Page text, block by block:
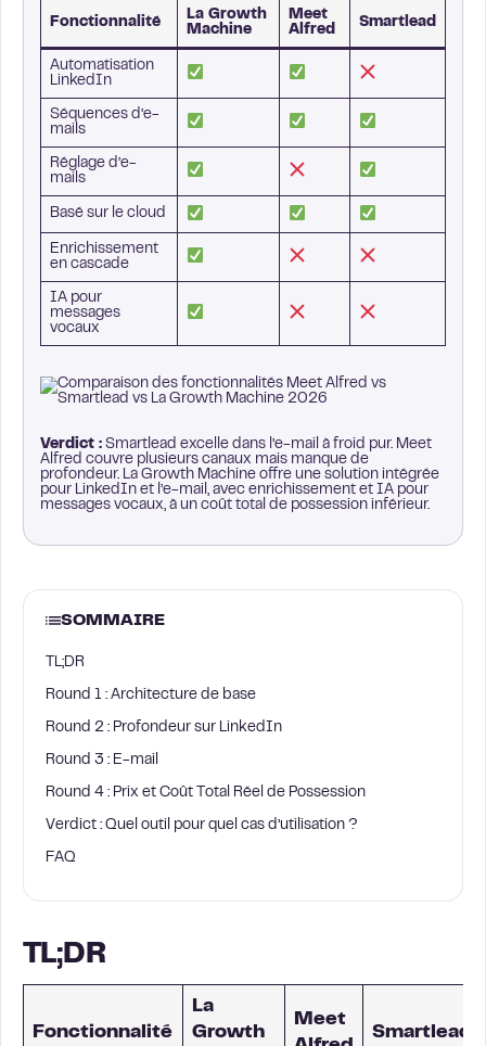
Fonctionnalité
La Growth
Machine
Meet
Alfred
Smartlead
Automatisation
LinkedIn
Séquences d’e-
mails
Réglage d’e-
mails
Basé sur le cloud
Enrichissement
en cascade
IA pour
messages
vocaux
Verdict : Smartlead excelle dans l’e-mail à froid pur. Meet
Alfred couvre plusieurs canaux mais manque de
profondeur. La Growth Machine offre une solution intégrée
pour LinkedIn et l’e-mail, avec enrichissement et IA pour
messages vocaux, à un coût total de possession inférieur.
SOMMAIRE
TL;DR
Round 1 : Architecture de base
Round 2 : Profondeur sur LinkedIn
Round 3 : E-mail
Round 4 : Prix et Coût Total Réel de Possession
Verdict : Quel outil pour quel cas d’utilisation ?
FAQ
TL;DR
Fonctionnalité
La
Growth
Meet
Smartlead